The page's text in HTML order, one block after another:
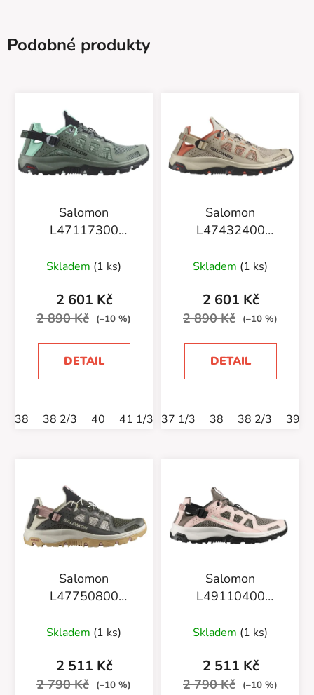
Podobné produkty
Salomon
L47117300
Laur/Arctic Ice/M
Skladem (1 ks)
2 601 Kč
2 890 Kč (–10 %)
DETAIL
38 38 2/3 40 41 1/3
Salomon
L47432400
Whpep/Blsand/Livc
Skladem (1 ks)
2 601 Kč
2 890 Kč (–10 %)
DETAIL
37 1/3 38 38 2/3 39
Salomon
L47750800
Peat/Rainy
Skladem (1 ks)
2 511 Kč
2 790 Kč (–10 %)
Salomon
L49110400
Skladem (1 ks)
2 511 Kč
2 790 Kč (–10 %)